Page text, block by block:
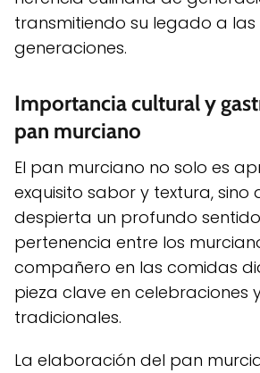
transmitiendo su legado a las
generaciones.
Importancia cultural y
pan murciano
El pan murciano no solo es
exquisito sabor y textura, sino
despierta un profundo
pertenencia entre los
compañero en las comidas
pieza clave en celebraciones
tradicionales.
La elaboración del pan